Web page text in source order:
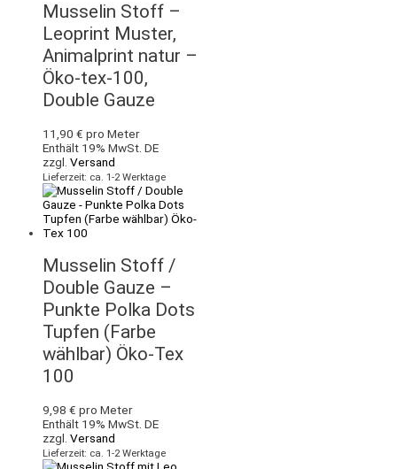
Musselin Stoff –
Leoprint Muster,
Animalprint natur –
Öko-tex-100,
Double Gauze
11,90 € pro Meter
Enthält 19% MwSt. DE
zzgl. Versand
Lieferzeit: ca. 1-2 Werktage
Musselin Stoff /
Double Gauze –
Punkte Polka Dots
Tupfen (Farbe
wählbar) Öko-Tex
100
9,98 € pro Meter
Enthält 19% MwSt. DE
zzgl. Versand
Lieferzeit: ca. 1-2 Werktage